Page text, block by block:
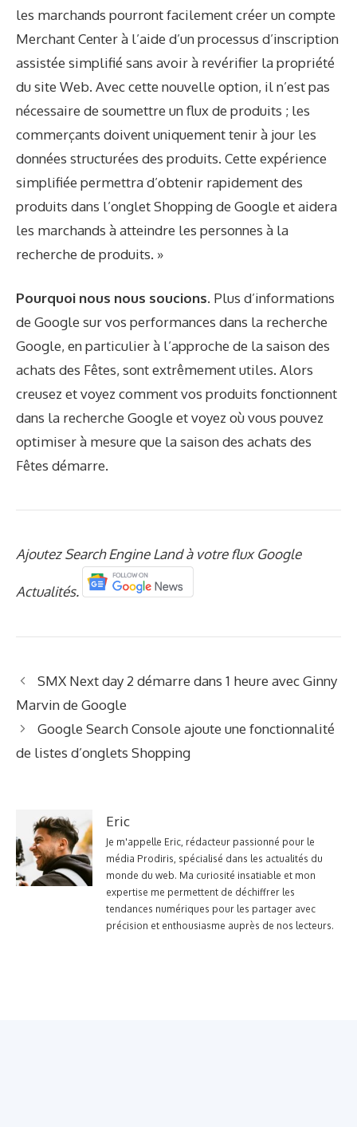
les marchands pourront facilement créer un compte
Merchant Center à l’aide d’un processus d’inscription
assistée simplifié sans avoir à revérifier la propriété
du site Web. Avec cette nouvelle option, il n’est pas
nécessaire de soumettre un flux de produits ; les
commerçants doivent uniquement tenir à jour les
données structurées des produits. Cette expérience
simplifiée permettra d’obtenir rapidement des
produits dans l’onglet Shopping de Google et aidera
les marchands à atteindre les personnes à la
recherche de produits. »
Pourquoi nous nous soucions. Plus d’informations
de Google sur vos performances dans la recherche
Google, en particulier à l’approche de la saison des
achats des Fêtes, sont extrêmement utiles. Alors
creusez et voyez comment vos produits fonctionnent
dans la recherche Google et voyez où vous pouvez
optimiser à mesure que la saison des achats des
Fêtes démarre.
Ajoutez Search Engine Land à votre flux Google
Actualités.
SMX Next day 2 démarre dans 1 heure avec Ginny
Marvin de Google
Google Search Console ajoute une fonctionnalité
de listes d’onglets Shopping
Eric
Je m'appelle Eric, rédacteur passionné pour le
média Prodiris, spécialisé dans les actualités du
monde du web. Ma curiosité insatiable et mon
expertise me permettent de déchiffrer les
tendances numériques pour les partager avec
précision et enthousiasme auprès de nos lecteurs.